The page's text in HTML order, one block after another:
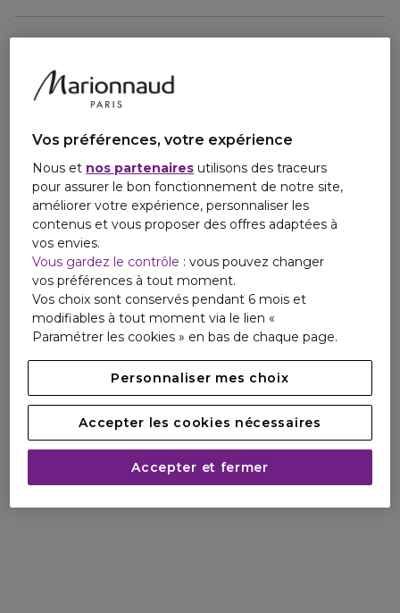
Vos préférences, votre expérience
Nous et nos partenaires utilisons des traceurs
pour assurer le bon fonctionnement de notre site,
améliorer votre expérience, personnaliser les
contenus et vous proposer des offres adaptées à
vos envies.
Vous gardez le contrôle : vous pouvez changer
vos préférences à tout moment.
Vos choix sont conservés pendant 6 mois et
modifiables à tout moment via le lien «
Paramétrer les cookies » en bas de chaque page.
Personnaliser mes choix
Accepter les cookies nécessaires
Accepter et fermer